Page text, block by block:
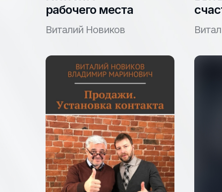
рабочего места
Виталий Новиков